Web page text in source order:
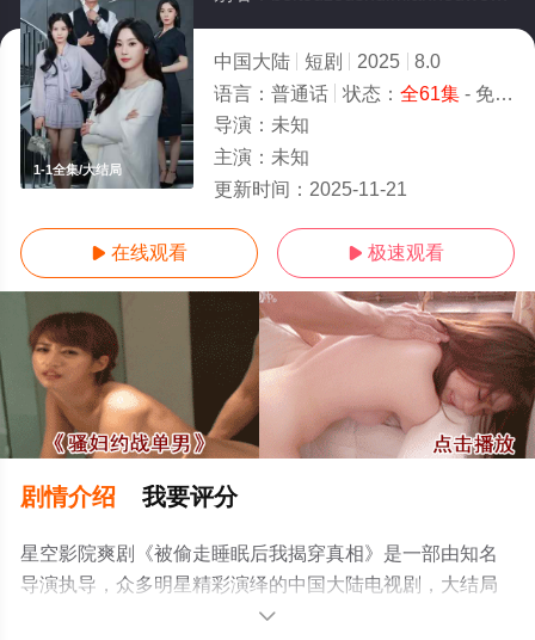
1-1全集/大结局
中国大陆 短剧 2025
8.0
语言： 普通话 状态： 全61集- 免费在线观看
导演： 未知
主演： 未知
更新时间： 2025-11-21
 在线观看  极速观看
剧情介绍 我要评分
星空影院爽剧《被偷走睡眠后我揭穿真相》是一部由知名
导演执导，众多明星精彩演绎的中国大陆电视剧，大结局
剧情已揭晓（1-1全集），手机免费观看高清无删减完整版
